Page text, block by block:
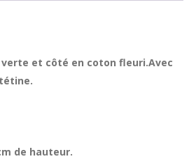
et côté en coton fleuri.Avec
de hauteur.